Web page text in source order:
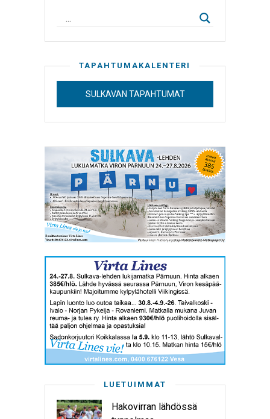
TAPAHTUMAKALENTERI
SULKAVAN TAPAHTUMAT
LUETUIMMAT
Hakovirran lähdössä